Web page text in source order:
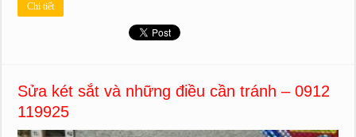
Chi tiết
Sửa két sắt và những điều cần tránh – 0912
119925